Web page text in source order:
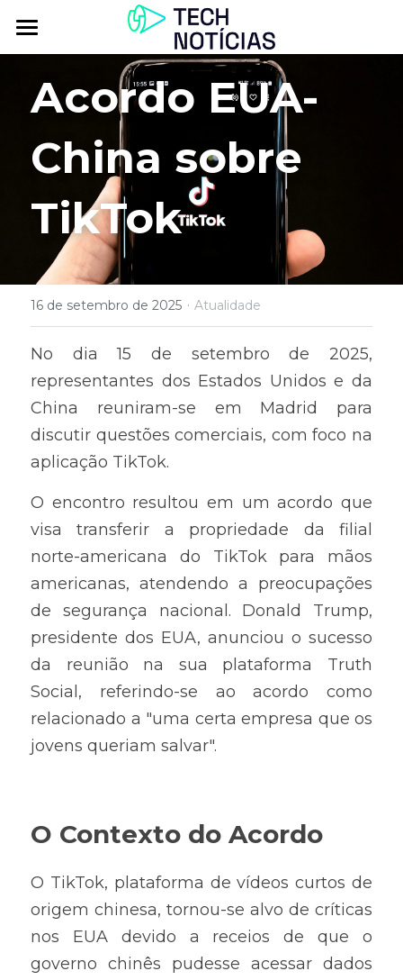
Atualidade
Explorar
Podcasts
Contactos
Acordo EUA-
China sobre
TikTok
16 de setembro de 2025 · Atualidade
No dia 15 de setembro de 2025,
representantes dos Estados Unidos e da
China reuniram-se em Madrid para
discutir questões comerciais, com foco na
aplicação TikTok.
O encontro resultou em um acordo que
visa transferir a propriedade da filial
norte-americana do TikTok para mãos
americanas, atendendo a preocupações
de segurança nacional. Donald Trump,
presidente dos EUA, anunciou o sucesso
da reunião na sua plataforma Truth
Social, referindo-se ao acordo como
relacionado a "uma certa empresa que os
jovens queriam salvar".
O Contexto do Acordo
O TikTok, plataforma de vídeos curtos de
origem chinesa, tornou-se alvo de críticas
nos EUA devido a receios de que o
governo chinês pudesse acessar dados